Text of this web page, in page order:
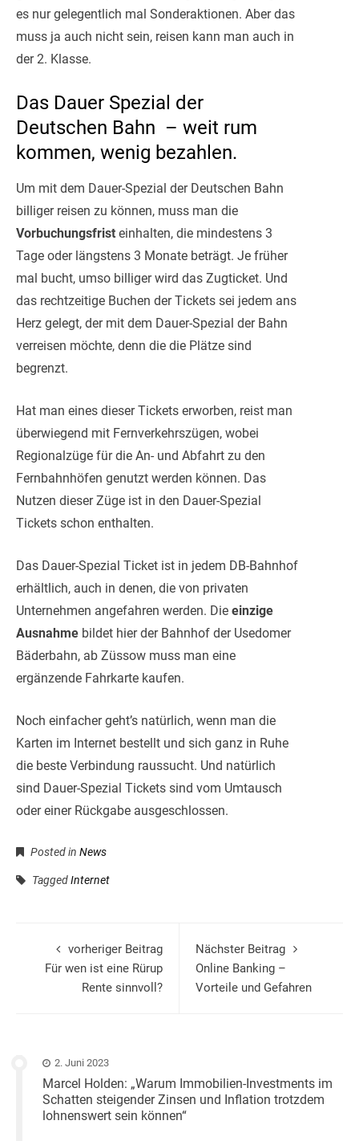
es nur gelegentlich mal Sonderaktionen. Aber das
muss ja auch nicht sein, reisen kann man auch in
der 2. Klasse.
Das Dauer Spezial der
Deutschen Bahn – weit rum
kommen, wenig bezahlen.
Um mit dem Dauer-Spezial der Deutschen Bahn
billiger reisen zu können, muss man die
Vorbuchungsfrist einhalten, die mindestens 3
Tage oder längstens 3 Monate beträgt. Je früher
mal bucht, umso billiger wird das Zugticket. Und
das rechtzeitige Buchen der Tickets sei jedem ans
Herz gelegt, der mit dem Dauer-Spezial der Bahn
verreisen möchte, denn die die Plätze sind
begrenzt.
Hat man eines dieser Tickets erworben, reist man
überwiegend mit Fernverkehrszügen, wobei
Regionalzüge für die An- und Abfahrt zu den
Fernbahnhöfen genutzt werden können. Das
Nutzen dieser Züge ist in den Dauer-Spezial
Tickets schon enthalten.
Das Dauer-Spezial Ticket ist in jedem DB-Bahnhof
erhältlich, auch in denen, die von privaten
Unternehmen angefahren werden. Die einzige
Ausnahme bildet hier der Bahnhof der Usedomer
Bäderbahn, ab Züssow muss man eine
ergänzende Fahrkarte kaufen.
Noch einfacher geht’s natürlich, wenn man die
Karten im Internet bestellt und sich ganz in Ruhe
die beste Verbindung raussucht. Und natürlich
sind Dauer-Spezial Tickets sind vom Umtausch
oder einer Rückgabe ausgeschlossen.
Posted in News
TaggedInternet
vorheriger Beitrag
Für wen ist eine Rürup
Rente sinnvoll?
Nächster Beitrag
Online Banking –
Vorteile und Gefahren
2. Juni 2023
Marcel Holden: „Warum Immobilien-Investments im
Schatten steigender Zinsen und Inflation trotzdem
lohnenswert sein können“